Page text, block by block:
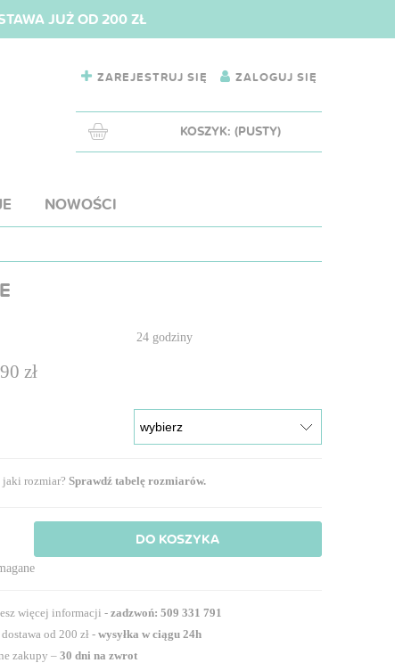
JUŻ OD 200 ZŁ
ZAREJESTRUJ SIĘ ZALOGUJ SIĘ
KOSZYK: (PUSTY)
NOWOŚCI
24 godziny
zł
jaki rozmiar?Sprawdź tabelę rozmiarów.
DO KOSZYKA
więcej informacji -zadzwoń: 509 331 791
od 200 zł -wysyłka w ciągu 24h
zakupy –30 dni na zwrot